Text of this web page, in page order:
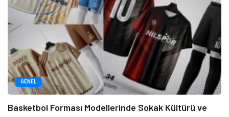
GENEL
Basketbol Forması Modellerinde Sokak Kültürü ve